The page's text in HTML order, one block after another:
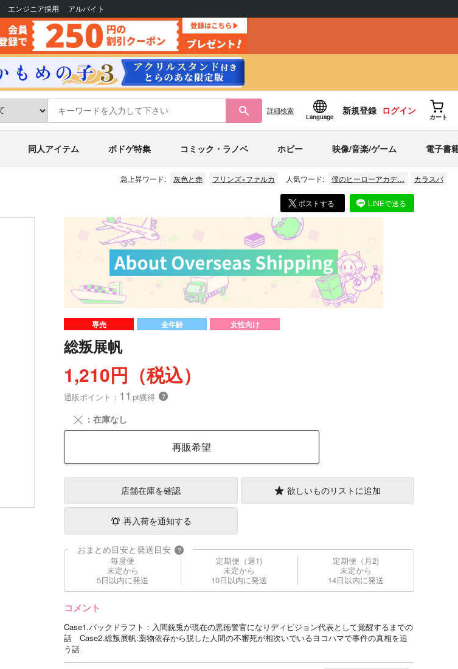
エンジニア採用 アルバイト
詳細検索
Language
新規登録 ログイン
カート
同人アイテム ボドゲ特集 コミック・ラノベ ホビー 映像/音楽/ゲーム 電子書
急上昇ワード: 灰色と赤 フリンズ×ファルカ 人気ワード: 僕のヒーローアカデ… カラスバ
ポストする LINEで送る
専売 全年齢 女性向け
総叛展帆
1,210円（税込）
通販ポイント： 11 pt獲得 ？
╳ ：在庫なし
再販希望
店舗在庫を確認 欲しいものリストに追加
再入荷を通知する
おまとめ目安と発送目安 ?
毎度便
未定から
5日以内に発送
定期便（週1)
未定から
10日以内に発送
定期便（月2)
未定から
14日以内に発送
コメント
Case1.バックドラフト：入間銃兎が現在の悪徳警官になりディビジョン代表として覚醒するまでの
話 Case2.総叛展帆:薬物依存から脱した人間の不審死が相次いでいるヨコハマで事件の真相を追
う話